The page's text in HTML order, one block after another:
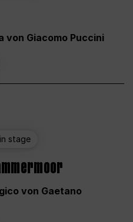
von Giacomo Puccini
stage
von Gaetano